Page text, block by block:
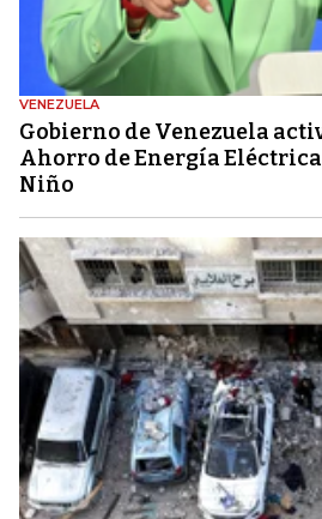
VENEZUELA
Gobierno de Venezuela
Ahorro de Energía Eléctrica
Niño